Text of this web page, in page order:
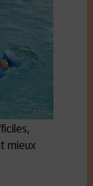
mieux